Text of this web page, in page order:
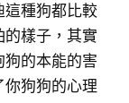
這種狗都比較
的樣子，其實
的本能的害
狗狗的心理